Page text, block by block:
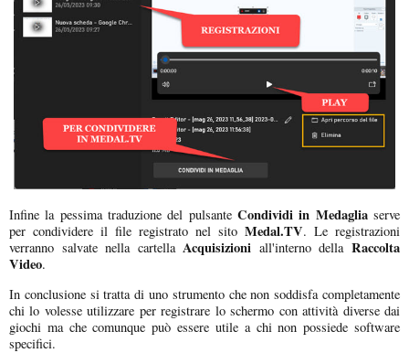
Infine la pessima traduzione del pulsante Condividi in Medagliaserve
per condividere il file registrato nel sito Medal.TV. Le registrazioni
verranno salvate nella cartellaAcquisizioni all'interno dellaRaccolta
Video.
In conclusione si tratta di uno strumento che non soddisfa completamente
chi lo volesse utilizzare per registrare lo schermo con attività diverse dai
giochi ma che comunque può essere utile a chi non possiede software
specifici.